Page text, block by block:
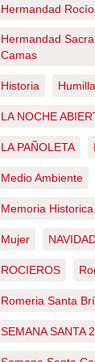
Hermandad
Hermandad
Camas
Historia
LA NOCHE
LA PAÑOLETA
Medio Ambiente
Memoria Historica
Mujer
ROCIEROS
Romeria Santa
SEMANA SANTA